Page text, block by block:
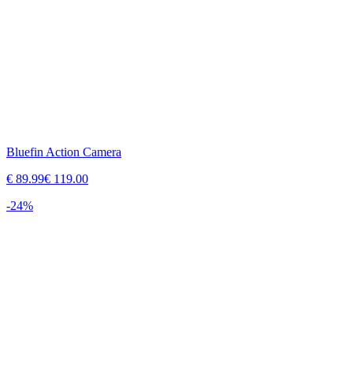
Bluefin Action Camera
€ 89.99€ 119.00
-24%